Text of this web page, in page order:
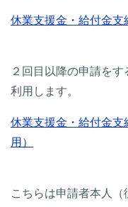
休業支援金・給付金支
２回目以降の申請を
利用します。
休業支援金・給付金
用）
こちらは申請者本人（